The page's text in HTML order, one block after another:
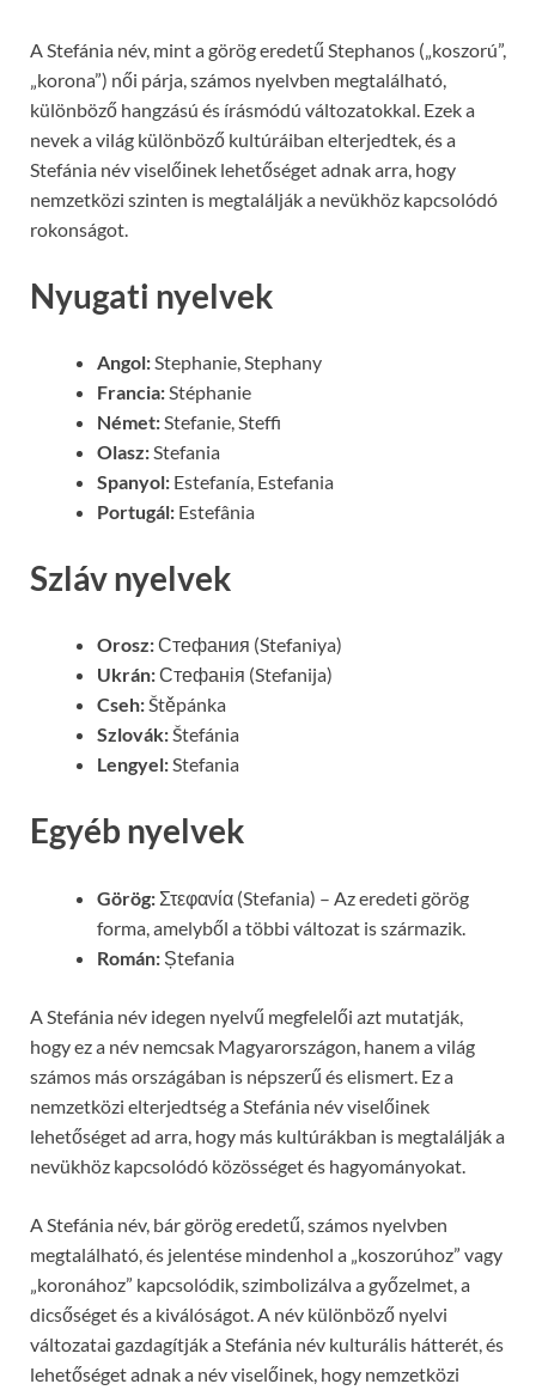
A Stefánia név, mint a görög eredetű Stephanos („koszorú”,
„korona”) női párja, számos nyelvben megtalálható,
különböző hangzású és írásmódú változatokkal. Ezek a
nevek a világ különböző kultúráiban elterjedtek, és a
Stefánia név viselőinek lehetőséget adnak arra, hogy
nemzetközi szinten is megtalálják a nevükhöz kapcsolódó
rokonságot.
Nyugati nyelvek
Angol:Stephanie, Stephany
Francia:Stéphanie
Német:Stefanie, Steffi
Olasz:Stefania
Spanyol: Estefanía, Estefania
Portugál: Estefânia
Szláv nyelvek
Orosz:Стефания (Stefaniya)
Ukrán:Стефанія (Stefanija)
Cseh:Štěpánka
Szlovák:Štefánia
Lengyel:Stefania
Egyéb nyelvek
Görög: Στεφανία (Stefania) – Az eredeti görög
forma, amelyből a többi változat is származik.
Román: Ștefania
A Stefánia név idegen nyelvű megfelelői azt mutatják,
hogy ez a név nemcsak Magyarországon, hanem a világ
számos más országában is népszerű és elismert. Ez a
nemzetközi elterjedtség a Stefánia név viselőinek
lehetőséget ad arra, hogy más kultúrákban is megtalálják a
nevükhöz kapcsolódó közösséget és hagyományokat.
A Stefánia név, bár görög eredetű, számos nyelvben
megtalálható, és jelentése mindenhol a „koszorúhoz” vagy
„koronához” kapcsolódik, szimbolizálva a győzelmet, a
dicsőséget és a kiválóságot. A név különböző nyelvi
változatai gazdagítják a Stefánia név kulturális hátterét, és
lehetőséget adnak a név viselőinek, hogy nemzetközi